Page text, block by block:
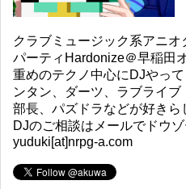
クラブミュージック系アニ
パーティHardonize＠早稲田
重めのテクノ中心にDJやっ
ンタン、ダーツ、ラブライ
部長、パズドラなどが好きら
DJのご相談はメールでドウゾ
yuduki[at]nrpg-a.com